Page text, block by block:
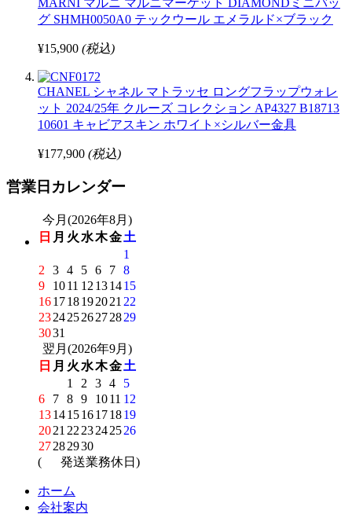
グ SHMH0050A0 テックウール エメラルド×ブラック
¥15,900 (税込)
CHANEL シャネル マトラッセ ロングフラップウォレ
ット 2024/25年 クルーズ コレクション AP4327 B18713
10601 キャビアスキン ホワイト×シルバー金具
¥177,900 (税込)
営業日カレンダー
今月(2026年8月)
日 月 火 水木金土
1
2
3 4 5 6 7 8
9
1011 12 131415
161718192021 22
23242526272829
3031
翌月(2026年9月)
日 月 火 水木金土
1
2 3 4
5
6
7 8 9 1011 12
13141516171819
2021 22 23242526
27282930
(
発送業務休日)
ホーム
会社案内